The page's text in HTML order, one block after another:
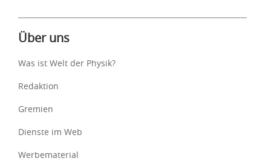
Über uns
Was ist Welt der Physik?
Redaktion
Gremien
Dienste im Web
Werbematerial